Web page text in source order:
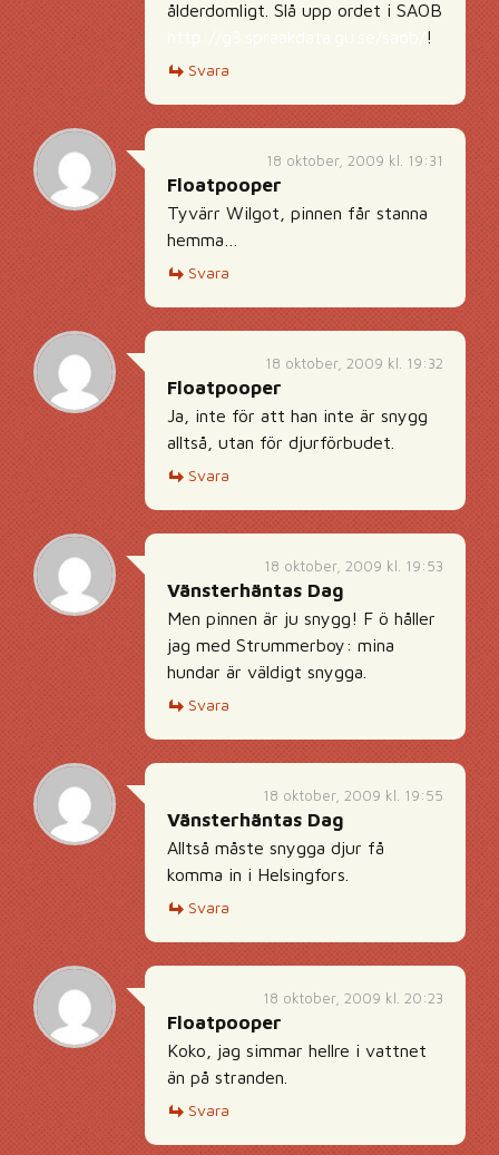
ålderdomligt. Slå upp ordet i SAOB
!
Svara
18 oktober, 2009 kl. 19:31
Floatpooper
Tyvärr Wilgot, pinnen får stanna
hemma…
Svara
18 oktober, 2009 kl. 19:32
Floatpooper
Ja, inte för att han inte är snygg
alltså, utan för djurförbudet.
Svara
18 oktober, 2009 kl. 19:53
Vänsterhäntas Dag
Men pinnen är ju snygg! F ö håller
jag med Strummerboy: mina
hundar är väldigt snygga.
Svara
18 oktober, 2009 kl. 19:55
Vänsterhäntas Dag
Alltså måste snygga djur få
komma in i Helsingfors.
Svara
18 oktober, 2009 kl. 20:23
Floatpooper
Koko, jag simmar hellre i vattnet
än på stranden.
Svara